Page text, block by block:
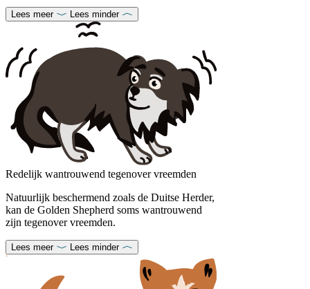
Lees meer Lees minder
Redelijk wantrouwend tegenover vreemden
Natuurlijk beschermend zoals de Duitse Herder,
kan de Golden Shepherd soms wantrouwend
zijn tegenover vreemden.
Lees meer Lees minder